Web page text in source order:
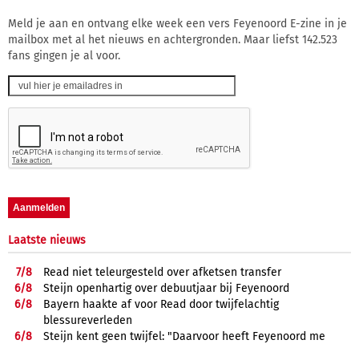
Meld je aan en ontvang elke week een vers Feyenoord E-zine in je
mailbox met al het nieuws en achtergronden. Maar liefst 142.523
fans gingen je al voor.
Laatste nieuws
7/8
Read niet teleurgesteld over afketsen transfer
6/8
Steijn openhartig over debuutjaar bij Feyenoord
6/8
Bayern haakte af voor Read door twijfelachtig
blessureverleden
6/8
Steijn kent geen twijfel: "Daarvoor heeft Feyenoord me